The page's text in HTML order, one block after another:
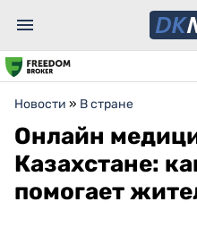
Новости » В стране
Онлайн
Казахстане:
помогает